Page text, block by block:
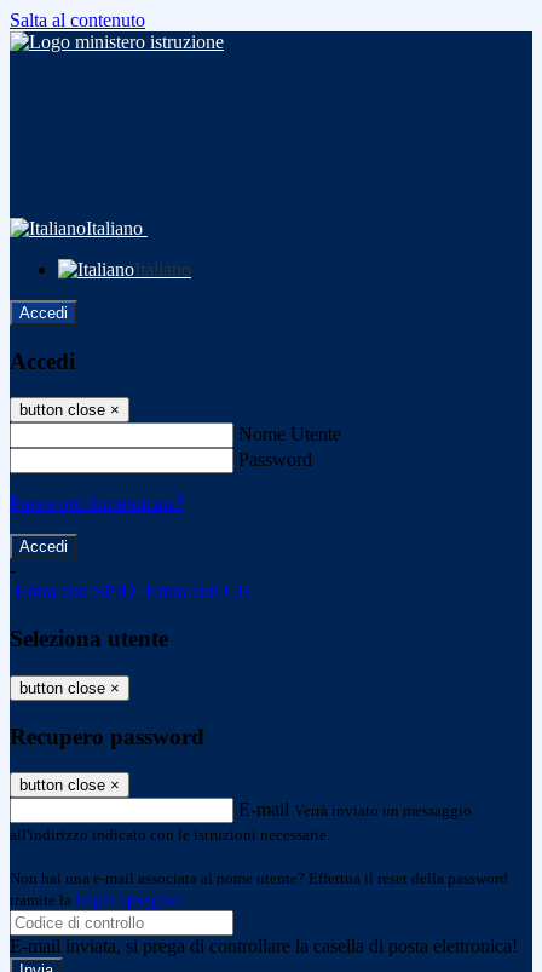
Salta al contenuto
Italiano
Italiano
Accedi
Accedi
button close ×
Nome Utente
Password
Password dimenticata?
-
Entra con SPID Entra con CIE
Seleziona utente
button close ×
Recupero password
button close ×
E-mail Verrà inviato un messaggio
all'indirizzo indicato con le istruzioni necessarie.
Non hai una e-mail associata al nome utente? Effettua il reset della password
tramite la Login Spaggiari
E-mail inviata, si prega di controllare la casella di posta elettronica!